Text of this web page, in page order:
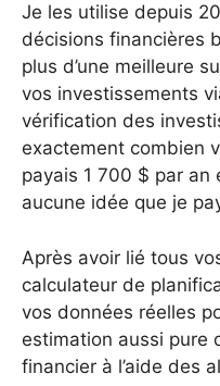
Je les utilise depuis
décisions financières
plus d’une meilleure
vos investissements
vérification des
exactement combien
payais 1 700 $ par an
aucune idée que je
Après avoir lié tous
calculateur de
vos données réelles
estimation aussi pure
financier à l’aide des